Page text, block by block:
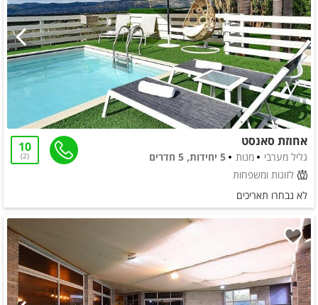
אחוזת סאנסט
גליל מערבי מנות
5 יחידות, 5 חדרים
לזוגות ומשפחות
10
2
לא נבחרו תאריכים